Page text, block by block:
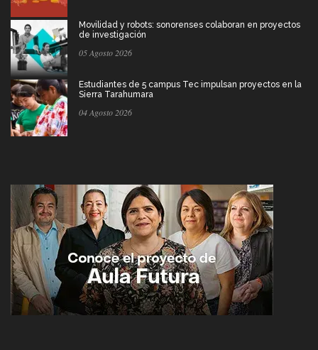
Movilidad y robots: sonorenses colaboran en proyectos
de investigación
05 Agosto 2026
Estudiantes de 5 campus Tec impulsan proyectos en la
Sierra Tarahumara
04 Agosto 2026